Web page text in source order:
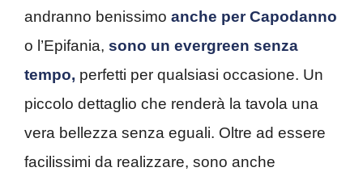
andranno benissimo anche per Capodanno
o l’Epifania, sono un evergreen senza
tempo, perfetti per qualsiasi occasione. Un
piccolo dettaglio che renderà la tavola una
vera bellezza senza eguali. Oltre ad essere
facilissimi da realizzare, sono anche